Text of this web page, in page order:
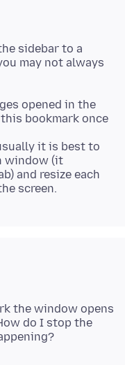
sidebar to a
may not always
opened in the
bookmark once
it is best to
window (it
and resize each
the window opens
do I stop the